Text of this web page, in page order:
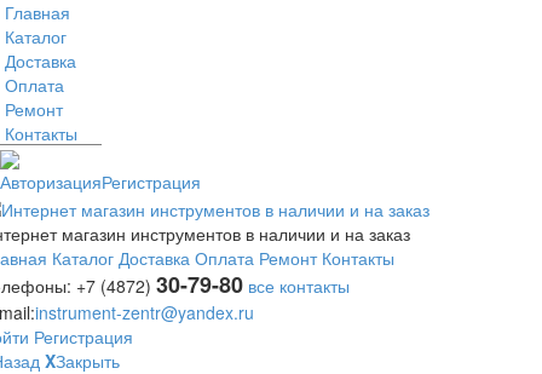
Главная
Каталог
Доставка
Оплата
Ремонт
Контакты
АвторизацияРегистрация
магазин инструментов в наличии и на заказ
Каталог Доставка Оплата Ремонт Контакты
+7 (4872) 30-79-80 все контакты
instrument-zentr@yandex.ru
Регистрация
XЗакрыть